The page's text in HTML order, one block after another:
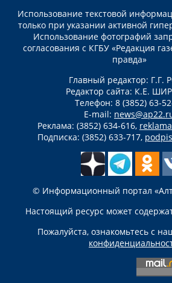
Использование текстовой
только при указании активной
Использование фотографий
согласования с КГБУ «Редакция
правда»
Главный редактор: Г.Г.
Редактор сайта: К.Е.
Телефон: 8 (3852) 63-
E-mail:
Реклама: (3852) 634-616,
Подписка: (3852) 633-717,
© Информационный портал
Настоящий ресурс может
Пожалуйста, ознакомьтесь с